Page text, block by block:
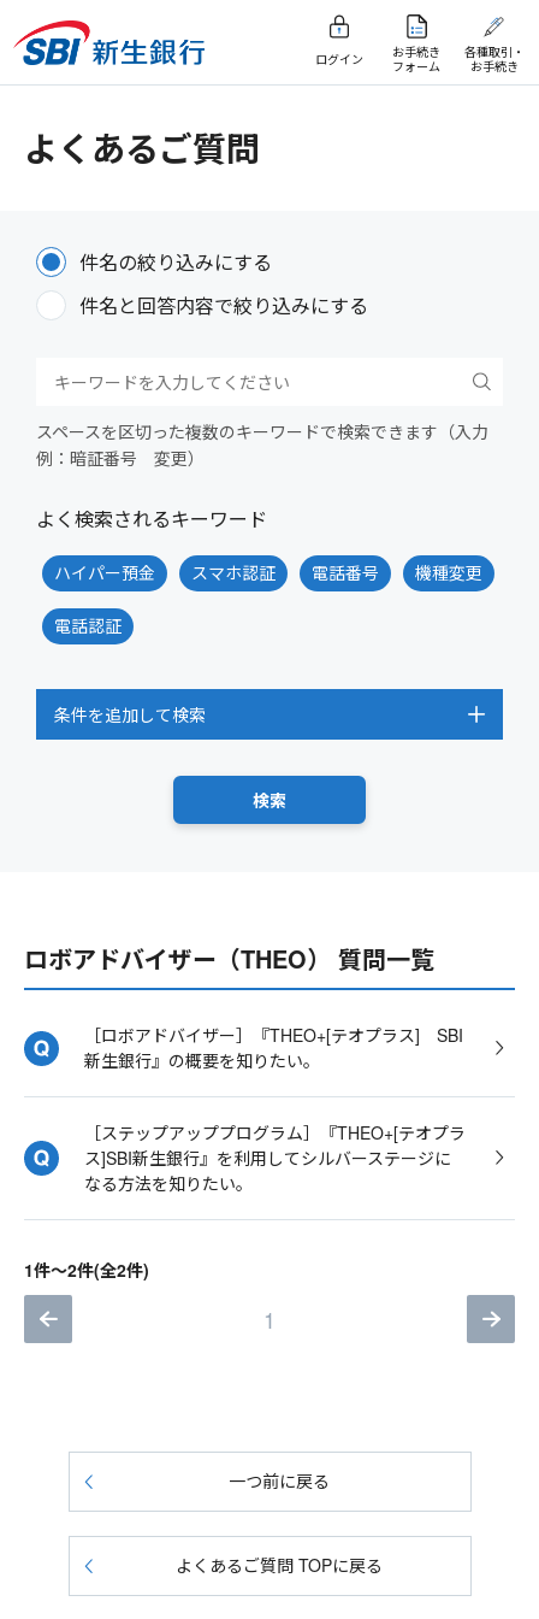
ログイン
お手続き
フォーム
各種取引・
お手続き
よくあるご質問
件名の絞り込みにする
件名と回答内容で絞り込みにする
スペースを区切った複数のキーワードで検索できます（入力
例：暗証番号 変更）
よく検索されるキーワード
ハイパー預金 スマホ認証 電話番号 機種変更
電話認証
条件を追加して検索
ロボアドバイザー（THEO） 質問一覧
［ロボアドバイザー］『THEO+[テオプラス] SBI
新生銀行』の概要を知りたい。
［ステップアッププログラム］『THEO+[テオプラ
ス]SBI新生銀行』を利用してシルバーステージに
なる方法を知りたい。
1件～2件(全2件)
1
一つ前に戻る
よくあるご質問 TOPに戻る